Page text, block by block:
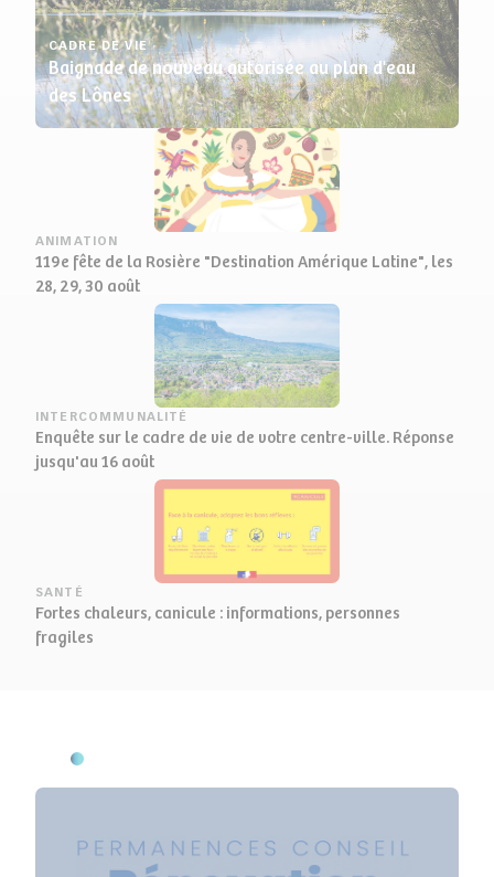
Baignade de nouveau autorisée au plan d'eau
des Lônes
CADRE DE VIE
119e fête de la Rosière "Destination Amérique Latine", les
28, 29, 30 août
ANIMATION
Enquête sur le cadre de vie de votre centre-ville. Réponse
jusqu'au 16 août
INTERCOMMUNALITÉ
Fortes chaleurs, canicule : informations, personnes
fragiles
SANTÉ